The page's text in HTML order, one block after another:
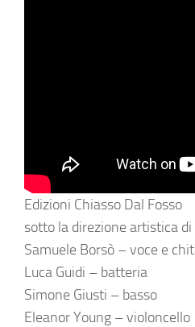
Edizioni Chiasso Dal Fosso
sotto la direzione artistica
Samuele Borsò – voce e
Luca Guidi – batteria
Simone Giusti – basso
Eleanor Young – violoncello